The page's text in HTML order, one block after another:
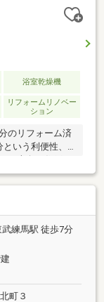
浴室乾燥機
リフォームリノベー
ション
のリフォーム済
いう利便性、
南向き住戸な
リフォーム済の
コンビニ、ドラ
す。また、少し
然が豊かな公園
としても最適で
トバス、トイ
交換●フローリ
ニングお問い
】へ！
練馬駅 徒歩7分
町３